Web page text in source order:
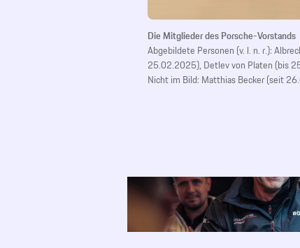
Die Mitglieder des Porsche-Vorstands
Abgebildete Personen (v. l. n. r.):
25.02.2025), Detlev von Platen (bis
Nicht im Bild: Matthias Becker (seit